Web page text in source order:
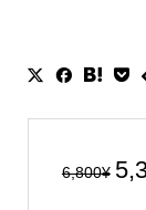
6,800¥
元